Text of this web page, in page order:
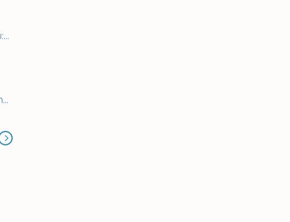
Košice menia sociálnu politiku: chránia mestské byty...
Informácia o voľných pracovných miestach -...